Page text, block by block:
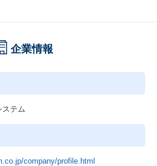
企業情報
ステム
company/profile.html